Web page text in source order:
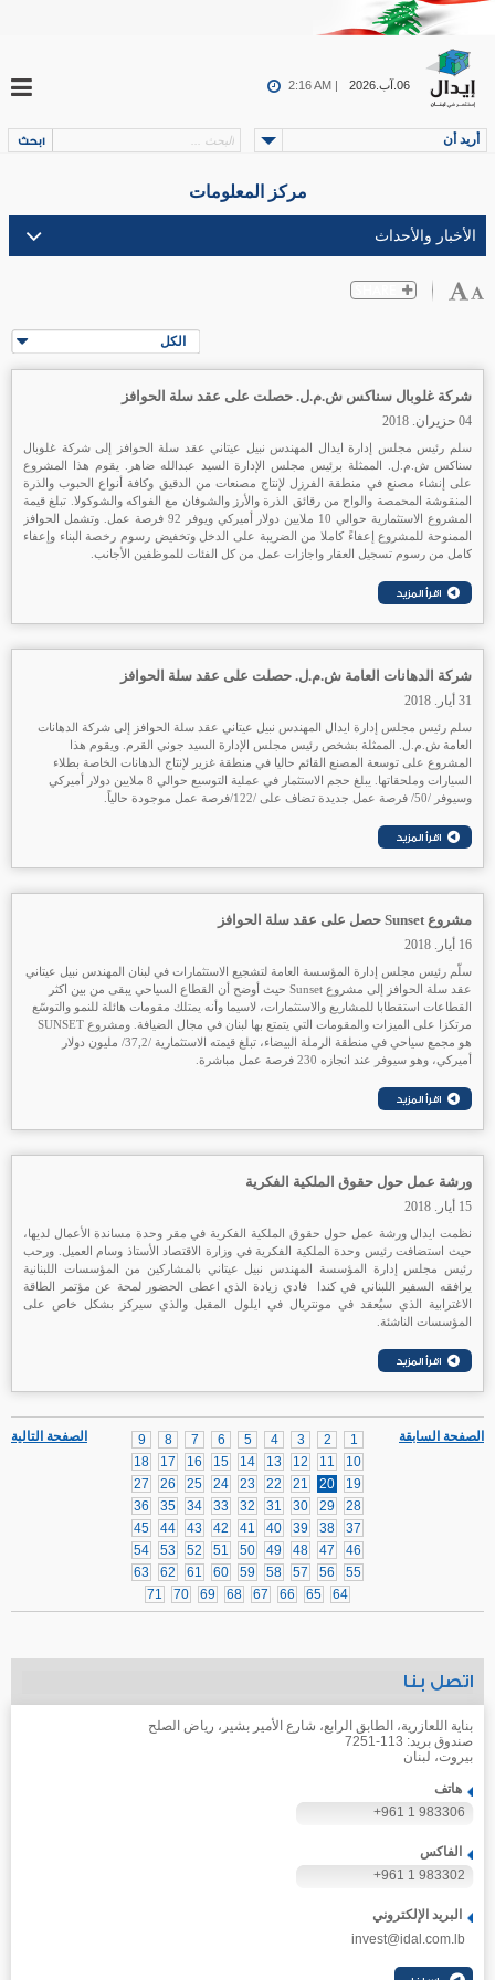
06.آب.2026 2:16 AM |
أريد أن
مركز المعلومات
الكل
شركة غلوبال سناكس ش.م.ل. حصلت على عقد سلة الحوافز
04 حزيران. 2018
سلم رئيس مجلس إدارة ايدال المهندس نبيل عيتاني عقد سلة الحوافز إلى شركة غلوبال
سناكس ش.م.ل. الممثلة برئيس مجلس الإدارة السيد عبدالله ضاهر. يقوم هذا المشروع
على إنشاء مصنع في منطقة الفرزل لإنتاج مصنعات من الدقيق وكافة أنواع الحبوب والذرة
المنقوشة المحمصة والواح من رقائق الذرة والأرز والشوفان مع الفواكه والشوكولا. تبلغ قيمة
المشروع الاستثمارية حوالي 10 ملايين دولار أميركي ويوفر 92 فرصة عمل. وتشمل الحوافز
الممنوحة للمشروع إعفاءً كاملا من الضريبة على الدخل وتخفيض رسوم رخصة البناء وإعفاء
كامل من رسوم تسجيل العقار واجازات عمل من كل الفئات للموظفين الأجانب.
شركة الدهانات العامة ش.م.ل. حصلت على عقد سلة الحوافز
31 أيار. 2018
سلم رئيس مجلس إدارة ايدال المهندس نبيل عيتاني عقد سلة الحوافز إلى شركة الدهانات
العامة ش.م.ل. الممثلة بشخص رئيس مجلس الإدارة السيد جوني القرم. ويقوم هذا
المشروع على توسعة المصنع القائم حاليا في منطقة غزير لإنتاج الدهانات الخاصة بطلاء
السيارات وملحقاتها. يبلغ حجم الاستثمار في عملية التوسيع حوالي 8 ملايين دولار أميركي
وسيوفر /50/ فرصة عمل جديدة تضاف على /122/فرصة عمل موجودة حالياً.
مشروع Sunset حصل على عقد سلة الحوافز
16 أيار. 2018
سلّم رئيس مجلس إدارة المؤسسة العامة لتشجيع الاستثمارات في لبنان المهندس نبيل عيتاني
عقد سلة الحوافز إلى مشروع Sunset حيث أوضح أن القطاع السياحي يبقى من بين اكثر
القطاعات استقطابا للمشاريع والاستثمارات، لاسيما وأنه يمتلك مقومات هائلة للنمو والتوسّع
مرتكزا على الميزات والمقومات التي يتمتع بها لبنان في مجال الضيافة. ومشروع SUNSET
هو مجمع سياحي في منطقة الرملة البيضاء، تبلغ قيمته الاستثمارية /37,2/ مليون دولار
أميركي، وهو سيوفر عند انجازه 230 فرصة عمل مباشرة.
ورشة عمل حول حقوق الملكية الفكرية
15 أيار. 2018
نظمت ايدال ورشة عمل حول حقوق الملكية الفكرية في مقر وحدة مساندة الأعمال لديها،
حيث استضافت رئيس وحدة الملكية الفكرية في وزارة الاقتصاد الأستاذ وسام العميل. ورحب
رئيس مجلس إدارة المؤسسة المهندس نبيل عيتاني بالمشاركين من المؤسسات اللبنانية
يرافقه السفير اللبناني في كندا فادي زيادة الذي اعطى الحضور لمحة عن مؤتمر الطاقة
الاغترابية الذي سيُعقد في مونتريال في ايلول المقبل والذي سيركز بشكل خاص على
المؤسسات الناشئة.
الصفحة التالية 1
2
3
4
5
6
7
8
9
10
11
12
13
14
15
16
17
18
19
20
21
22
23
24
25
26
27
28
29
30
31
32
33
34
35
36
37
38
39
40
41
42
43
44
45
46
47
48
49
50
51
52
53
54
55
56
57
58
59
60
61
62
63
64
65
66
67
68
69
70
71
الصفحة السابقة
اتصل بنا
بناية اللعازرية، الطابق الرابع، شارع الأمير بشير، رياض الصلح
صندوق بريد: 113-7251
بيروت، لبنان
هاتف
+961 1 983306
الفاكس
+961 1 983302
البريد الإلكتروني
invest@idal.com.lb